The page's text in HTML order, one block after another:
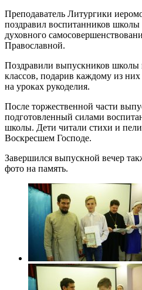
Преподаватель Литургики
поздравил воспитанников
духовного
Православной.
Поздравили выпускников
классов, подарив каждому из
на уроках рукоделия.
После торжественной части
подготовленный силами
школы. Дети читали стихи и
Воскресшем Господе.
Завершился выпускной вечер
фото на память.